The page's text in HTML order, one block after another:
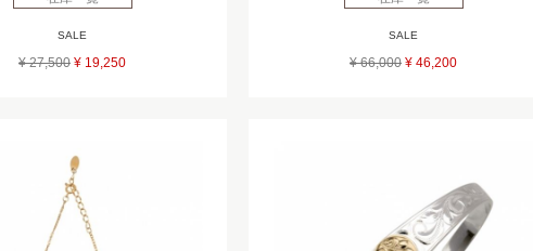
SALE
¥ 27,500 ¥ 19,250
SALE
¥ 66,000 ¥ 46,200